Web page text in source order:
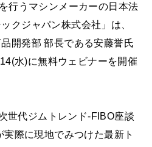
行うマシンメーカーの日本法
クジャパン株式会社」は、
開発部 部長である安藤誉氏
水)に無料ウェビナーを開催
世代ジムトレンド-FIBO座談
際に現地でみつけた最新ト